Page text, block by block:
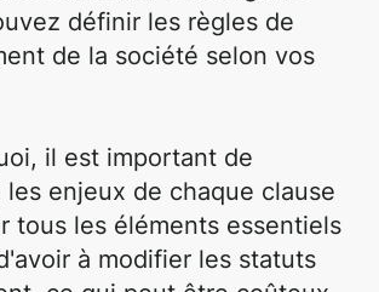
définir les règles de
de la société selon vos
il est important de
les enjeux de chaque clause
tous les éléments essentiels
à modifier les statuts